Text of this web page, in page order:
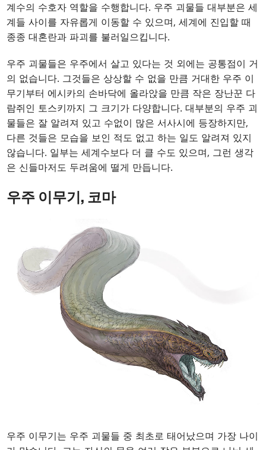
계수의 수호자 역할을 수행합니다. 우주 괴물들 대부분은 세
계들 사이를 자유롭게 이동할 수 있으며, 세계에 진입할 때
종종 대혼란과 파괴를 불러일으킵니다.
우주 괴물들은 우주에서 살고 있다는 것 외에는 공통점이 거
의 없습니다. 그것들은 상상할 수 없을 만큼 거대한 우주 이
무기부터 에시카의 손바닥에 올라앉을 만큼 작은 장난꾼 다
람쥐인 토스키까지 그 크기가 다양합니다. 대부분의 우주 괴
물들은 잘 알려져 있고 수없이 많은 서사시에 등장하지만,
다른 것들은 모습을 보인 적도 없고 하는 일도 알려져 있지
않습니다. 일부는 세계수보다 더 클 수도 있으며, 그런 생각
은 신들마저도 두려움에 떨게 만듭니다.
우주 이무기, 코마
우주 이무기는 우주 괴물들 중 최초로 태어났으며 가장 나이